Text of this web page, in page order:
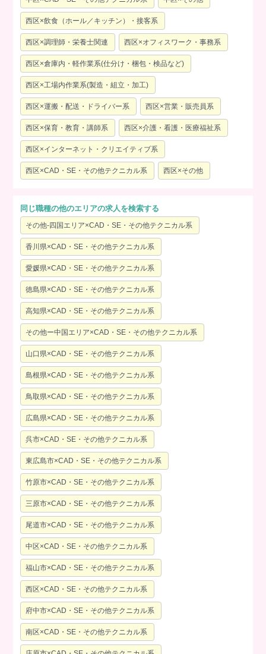
西区×飲食（ホール／キッチン）・接客系
西区×調理師・栄養士関連 西区×オフィスワーク・事務系
西区×倉庫内・軽作業系(仕分け・梱包・検品など)
西区×工場内作業系(製造・組立・加工)
西区×運搬・配送・ドライバー系 西区×営業・販売員系
西区×保育・教育・講師系 西区×介護・看護・医療福祉系
西区×インターネット・クリエイティブ系
西区×CAD・SE・その他テクニカル系 西区×その他
同じ職種の他のエリアの求人を検索する
その他-四国エリア×CAD・SE・その他テクニカル系
香川県×CAD・SE・その他テクニカル系
愛媛県×CAD・SE・その他テクニカル系
徳島県×CAD・SE・その他テクニカル系
高知県×CAD・SE・その他テクニカル系
その他ー中国エリア×CAD・SE・その他テクニカル系
山口県×CAD・SE・その他テクニカル系
島根県×CAD・SE・その他テクニカル系
鳥取県×CAD・SE・その他テクニカル系
広島県×CAD・SE・その他テクニカル系
呉市×CAD・SE・その他テクニカル系
東広島市×CAD・SE・その他テクニカル系
竹原市×CAD・SE・その他テクニカル系
三原市×CAD・SE・その他テクニカル系
尾道市×CAD・SE・その他テクニカル系
中区×CAD・SE・その他テクニカル系
福山市×CAD・SE・その他テクニカル系
西区×CAD・SE・その他テクニカル系
府中市×CAD・SE・その他テクニカル系
南区×CAD・SE・その他テクニカル系